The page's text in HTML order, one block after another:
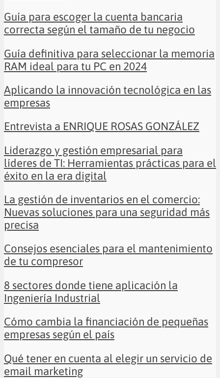
Guía para escoger la cuenta bancaria
correcta según el tamaño de tu negocio
Guía definitiva para seleccionar la memoria
RAM ideal para tu PC en 2024
Aplicando la innovación tecnológica en las
empresas
Entrevista a ENRIQUE ROSAS GONZÁLEZ
Liderazgo y gestión empresarial para
líderes de TI: Herramientas prácticas para el
éxito en la era digital
La gestión de inventarios en el comercio:
Nuevas soluciones para una seguridad más
precisa
Consejos esenciales para el mantenimiento
de tu compresor
8 sectores donde tiene aplicación la
Ingeniería Industrial
Cómo cambia la financiación de pequeñas
empresas según el país
Qué tener en cuenta al elegir un servicio de
email marketing